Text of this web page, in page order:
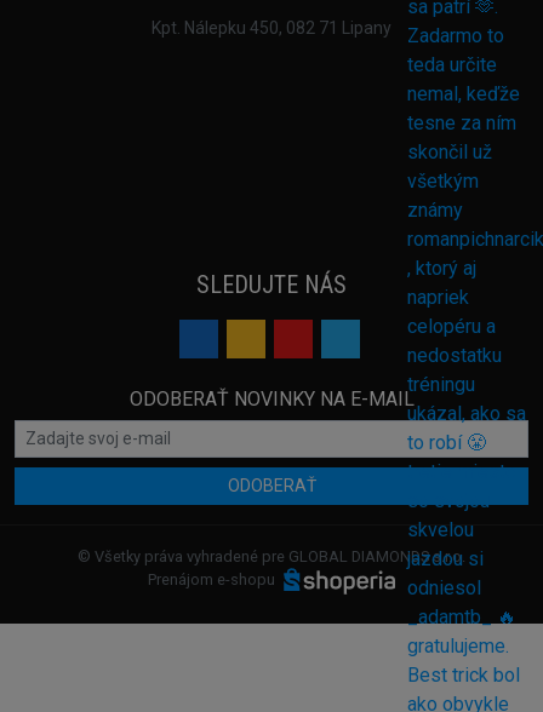
Kpt. Nálepku 450, 082 71 Lipany
SLEDUJTE NÁS
ODOBERAŤ NOVINKY NA E-MAIL
ODOBERAŤ
© Všetky práva vyhradené pre GLOBAL DIAMONDS s.r.o.
Prenájom e-shopu